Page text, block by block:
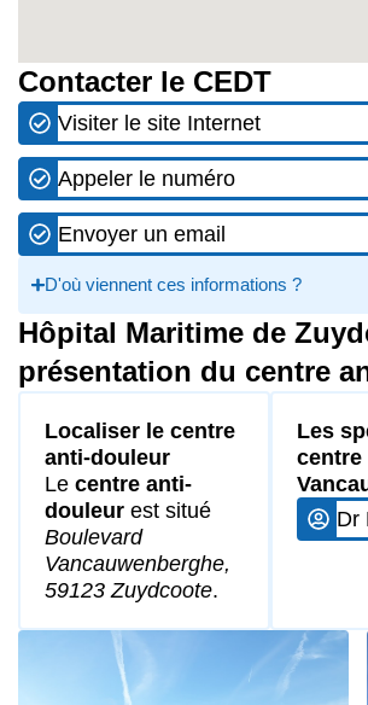
Hôpital Maritime de
présentation du centre
Localiser le centre
anti-douleur
Le centre anti-
douleur est situé
Boulevard
Vancauwenberghe,
59123 Zuydcoote.
Les
centre
Dr
Contacter le CEDT
Visiter le site Internet
Appeler le numéro
Envoyer un email
D'où viennent ces informations ?